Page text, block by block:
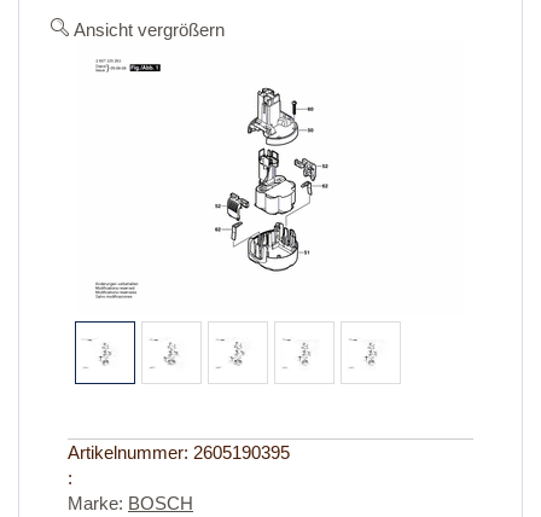
Ansicht vergrößern
Artikelnummer: 2605190395
:
Marke: BOSCH